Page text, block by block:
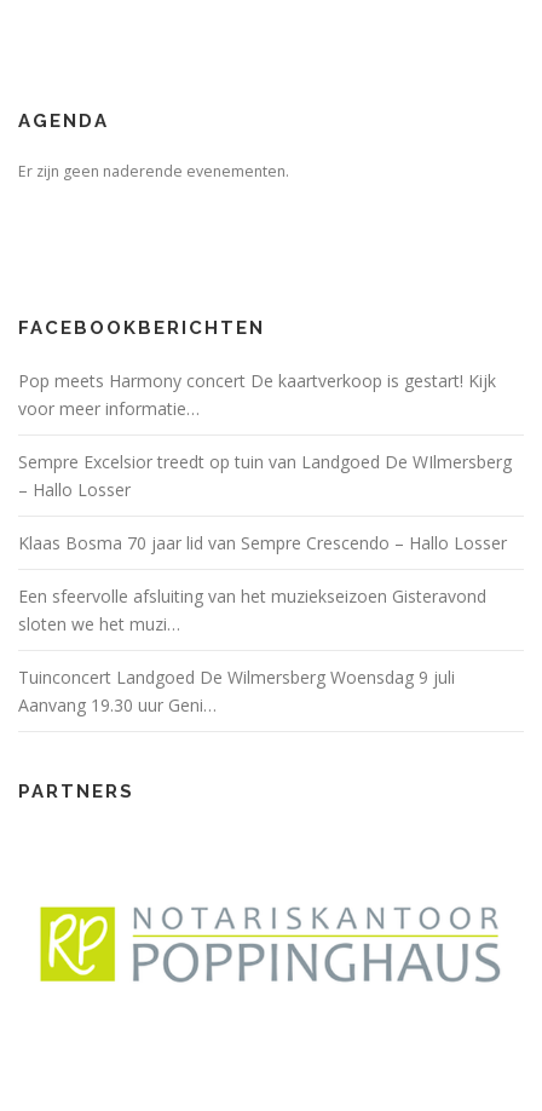
AGENDA
Er zijn geen naderende evenementen.
FACEBOOKBERICHTEN
Pop meets Harmony concert De kaartverkoop is gestart! Kijk
voor meer informatie…
Sempre Excelsior treedt op tuin van Landgoed De WIlmersberg
– Hallo Losser
Klaas Bosma 70 jaar lid van Sempre Crescendo – Hallo Losser
Een sfeervolle afsluiting van het muziekseizoen Gisteravond
sloten we het muzi…
Tuinconcert Landgoed De Wilmersberg Woensdag 9 juli
Aanvang 19.30 uur Geni…
PARTNERS